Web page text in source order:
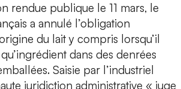
rendue publique le 11 mars, le
a annulé l’obligation
du lait y compris lorsqu’il
dans des denrées
Saisie par l’industriel
juridiction administrative « juge